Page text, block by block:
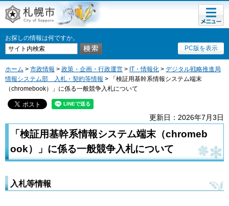
札幌市
お探しの情報は何ですか。
PC版を表示
メニュ
ー
ホーム > 市政情報 > 政策・企画・行政運営 > IT・情報化 > デジタル戦略推進局
情報システム部 入札・契約等情報 > 「検証用基幹系情報システム端末
（chromebook）」に係る一般競争入札について
更新日：2026年7月3日
「検証用基幹系情報システム端末（chromeb
ook）」に係る一般競争入札について
入札等情報